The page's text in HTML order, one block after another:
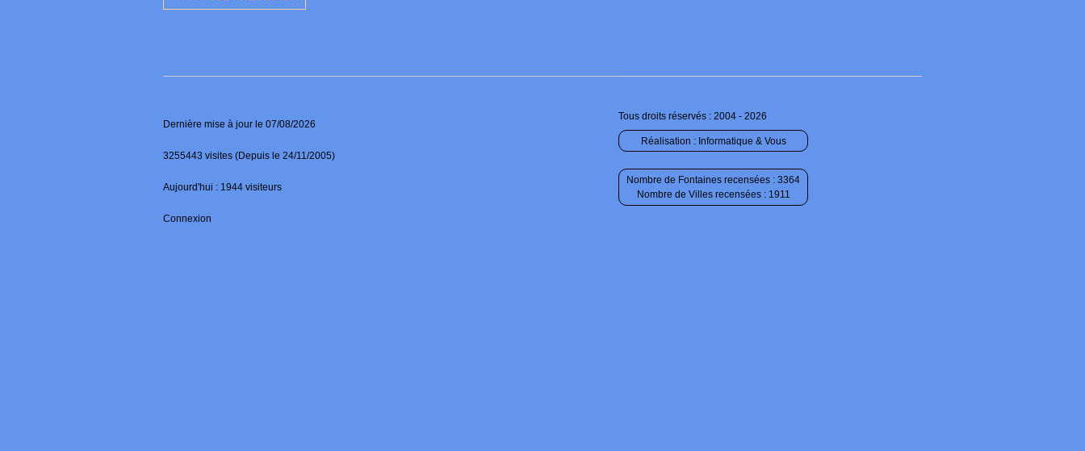
Dernière mise à jour le 07/08/2026
3255443 visites (Depuis le 24/11/2005)
Aujourd'hui : 1944 visiteurs
Connexion
Tous droits réservés : 2004 - 2026
Réalisation : Informatique & Vous
Nombre de Fontaines recensées : 3364
Nombre de Villes recensées : 1911